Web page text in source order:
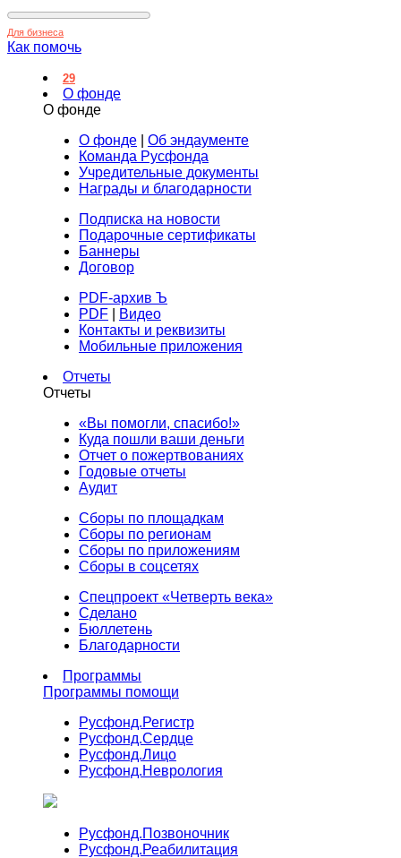
Для бизнеса
Как помочь
29
О фонде
О фонде
О фонде
Об эндаументе
Команда Русфонда
Учредительные документы
Награды и благодарности
Подписка на новости
Подарочные сертификаты
Баннеры
Договор
PDF-архив Ъ
PDF
Видео
Контакты и реквизиты
Мобильные приложения
Отчеты
Отчеты
«Вы помогли, спасибо!»
Куда пошли ваши деньги
Отчет о пожертвованиях
Годовые отчеты
Аудит
Сборы по площадкам
Сборы по регионам
Сборы по приложениям
Сборы в соцсетях
Спецпроект «Четверть века»
Сделано
Бюллетень
Благодарности
Программы
Программы помощи
Русфонд.Регистр
Русфонд.Сердце
Русфонд.Лицо
Русфонд.Неврология
Русфонд.Позвоночник
Русфонд.Реабилитация